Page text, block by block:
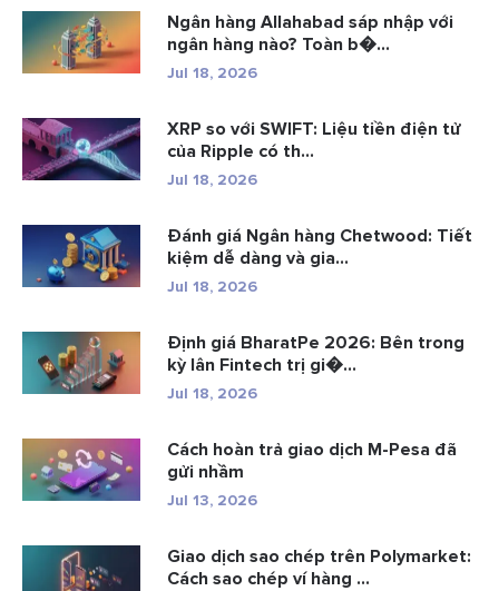
Ngân hàng Allahabad sáp nhập với
ngân hàng nào? Toàn b�...
Jul 18, 2026
XRP so với SWIFT: Liệu tiền điện tử
của Ripple có th...
Jul 18, 2026
Đánh giá Ngân hàng Chetwood: Tiết
kiệm dễ dàng và gia...
Jul 18, 2026
Định giá BharatPe 2026: Bên trong
kỳ lân Fintech trị gi�...
Jul 18, 2026
Cách hoàn trả giao dịch M-Pesa đã
gửi nhầm
Jul 13, 2026
Giao dịch sao chép trên Polymarket:
Cách sao chép ví hàng ...